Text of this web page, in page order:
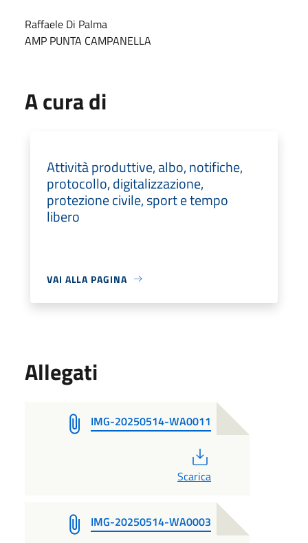
Raffaele Di Palma
AMP PUNTA CAMPANELLA
A cura di
Attività produttive, albo, notifiche,
protocollo, digitalizzazione,
protezione civile, sport e tempo
libero
VAI ALLA PAGINA
Allegati
IMG-20250514-WA0011
Scarica
IMG-20250514-WA0003